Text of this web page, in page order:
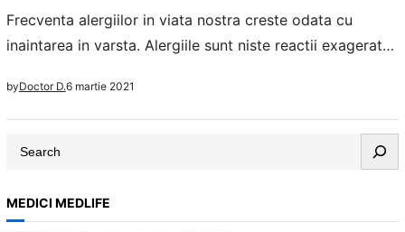
Frecventa alergiilor in viata nostra creste odata cu
inaintarea in varsta. Alergiile sunt niste reactii exagerate
substante din mediul in care traim. Sistemul imunitar se
activeaza si reactioneaza puternic impotriva lor,
vazandu-le ca pe niste substante straine periculoase.
byDoctor D.6 martie 2021
a
r
MEDICI MEDLIFE